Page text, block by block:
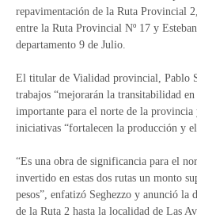
repavimentación de la Ruta Provincial
entre la Ruta Provincial Nº 17 y
departamento 9 de Julio.
El titular de Vialidad provincial, Pablo
trabajos “mejorarán la transitabilidad
importante para el norte de la provincia
iniciativas “fortalecen la producción y
“Es una obra de significancia para el
invertido en estas dos rutas un monto
pesos”, enfatizó Seghezzo y anunció la
de la Ruta 2 hasta la localidad de Las